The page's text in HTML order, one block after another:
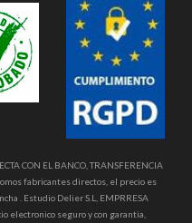
CON EL BANCO, TRANSFERENCIA
fabricantes directos, el precio es
. Estudio Delier S.L, EMPRRESA
electronico seguro y con garantia,